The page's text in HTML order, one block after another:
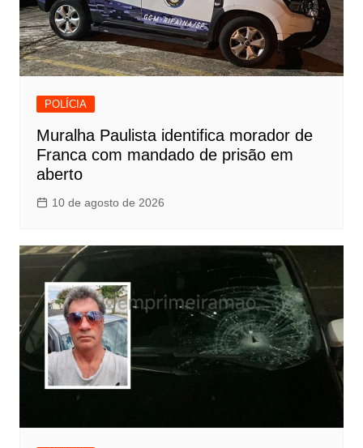
POLÍCIA
Muralha Paulista identifica morador de
Franca com mandado de prisão em
aberto
10 de agosto de 2026